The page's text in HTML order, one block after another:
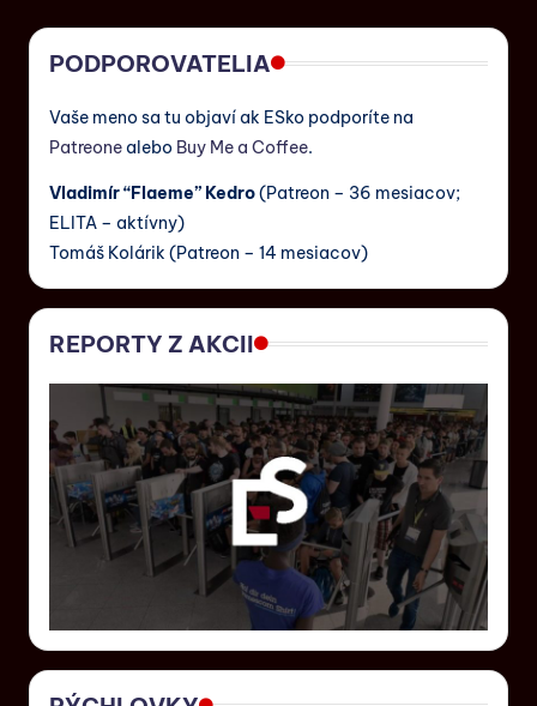
PODPOROVATELIA
Vaše meno sa tu objaví ak ESko podporíte na
Patreone alebo Buy Me a Coffee.
Vladimír “Flaeme” Kedro(Patreon – 36 mesiacov;
ELITA – aktívny)
Tomáš Kolárik (Patreon – 14 mesiacov)
REPORTY Z AKCII